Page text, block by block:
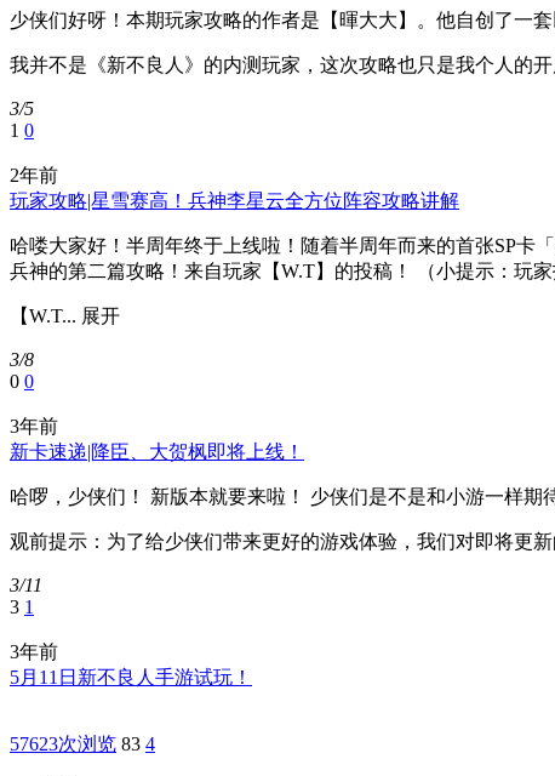
少侠们好呀！本期玩家攻略的作者是【暉大大】。他自创了一
我并不是《新不良人》的内测玩家，这次攻略也只是我个人的
3/5
1 0
2年前
玩家攻略|星雪赛高！兵神李星云全方位阵容攻略讲解
哈喽大家好！半周年终于上线啦！随着半周年而来的首张SP
兵神的第二篇攻略！来自玩家【W.T】的投稿！ （小提示：玩家
【W.T... 展开
3/8
0 0
3年前
新卡速递|降臣、大贺枫即将上线！
哈啰，少侠们！ 新版本就要来啦！ 少侠们是不是和小游一样
观前提示：为了给少侠们带来更好的游戏体验，我们对即将更
3/11
3 1
3年前
5月11日新不良人手游试玩！
57623次浏览 83 4